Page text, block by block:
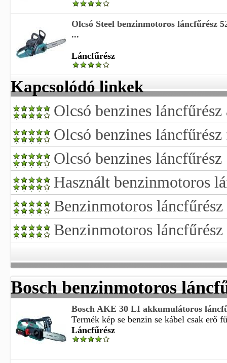
Olcsó Steel benzinmotoros láncfűrész
...
Láncfűrész
Kapcsolódó linkek
Olcsó benzines láncfűrész
Olcsó benzines
Olcsó benzines láncfűrész
Használt benzinmotoros
Benzinmotoros
Benzinmotoros láncfűrész
Bosch benzinmotoros
Bosch AKE 30 LI akkumulátoros
Termék kép se benzin se kábel csak erő
Láncfűrész